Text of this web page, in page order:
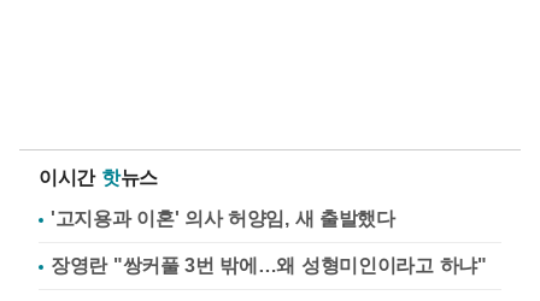
이시간 핫뉴스
'고지용과 이혼' 의사 허양임, 새 출발했다
장영란 "쌍커풀 3번 밖에…왜 성형미인이라고 하냐"